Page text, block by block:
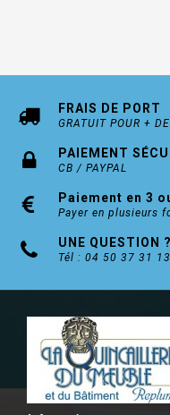
FRAIS DE PORT
GRATUIT POUR +
PAIEMENT
CB / PAYPAL
Paiement en 3
Payer en plusieurs
UNE QUESTION ?
Tél : 04 50 37 31 13